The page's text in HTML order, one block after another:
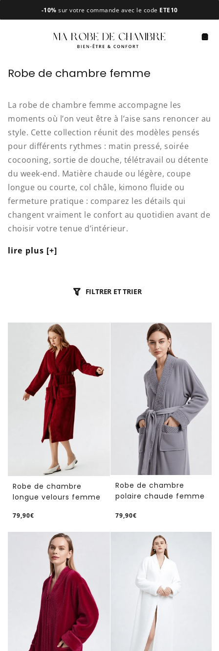
au
-10% sur votre commande avec le code ETE10
Robe de chambre femme
La robe de chambre femme accompagne les
moments où l’on veut être à l’aise sans renoncer au
style. Cette collection réunit des modèles pensés
pour différents rythmes : matin pressé, soirée
cocooning, sortie de douche, télétravail ou détente
du week-end. Matière chaude ou légère, coupe
longue ou courte, col châle, kimono fluide ou
fermeture pratique : comparez les détails qui
changent vraiment le confort au quotidien avant de
choisir votre tenue d’intérieur.
lire plus [+]
FILTRER ET TRIER
Robe de chambre
longue velours femme
79,90€
normal
/
PRIX
Robe de chambre
polaire chaude femme
79,90€
normal
/
PRIX